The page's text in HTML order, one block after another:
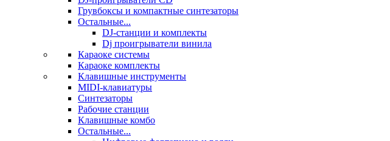
Грувбоксы и компактные синтезаторы
Остальные...
DJ-станции и комплекты
Dj проигрыватели винила
Караоке системы
Караоке комплекты
Клавишные инструменты
MIDI-клавиатуры
Синтезаторы
Рабочие станции
Клавишные комбо
Остальные...